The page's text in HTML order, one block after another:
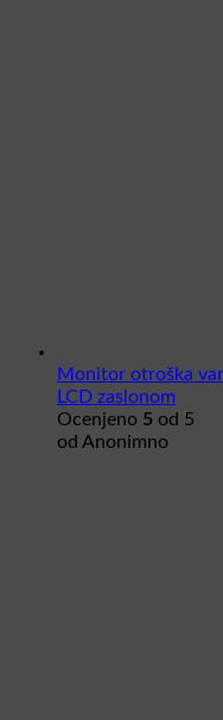
Monitor otroška
LCD zaslonom
Ocenjeno 5 od 5
od Anonimno